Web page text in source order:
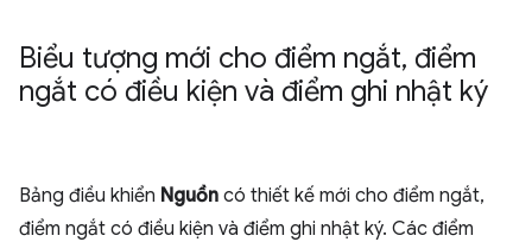
Biểu tượng mới cho điểm ngắt, điểm
ngắt có điều kiện và điểm ghi nhật ký
Bảng điều khiển Nguồn có thiết kế mới cho điểm ngắt,
điểm ngắt có điều kiện và điểm ghi nhật ký. Các điểm